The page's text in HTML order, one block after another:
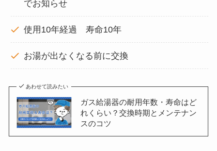
でお知らせ
使用10年経過 寿命10年
お湯が出なくなる前に交換
あわせて読みたい
ガス給湯器の耐用年数・寿命はど
れくらい？交換時期とメンテナン
スのコツ